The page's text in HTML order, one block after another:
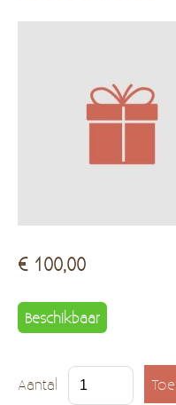
€ 100,00
Beschikbaar
Aantal